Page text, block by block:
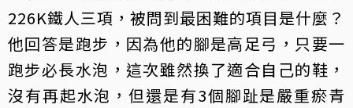
226K鐵人三項，被問到最困難的項目是什麼？
他回答是跑步，因為他的腳是高足弓，只要一
跑步必長水泡，這次雖然換了適合自己的鞋，
沒有再起水泡，但還是有3個腳趾是嚴重瘀青